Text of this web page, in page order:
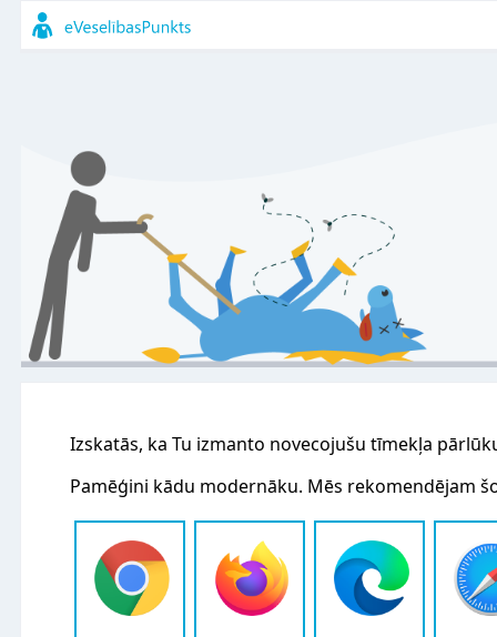
Izskatās, ka Tu izmanto novecojušu tīmekļa
Pamēģini kādu modernāku. Mēs rekomendējam